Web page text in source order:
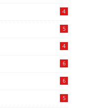
4
5
4
6
6
5